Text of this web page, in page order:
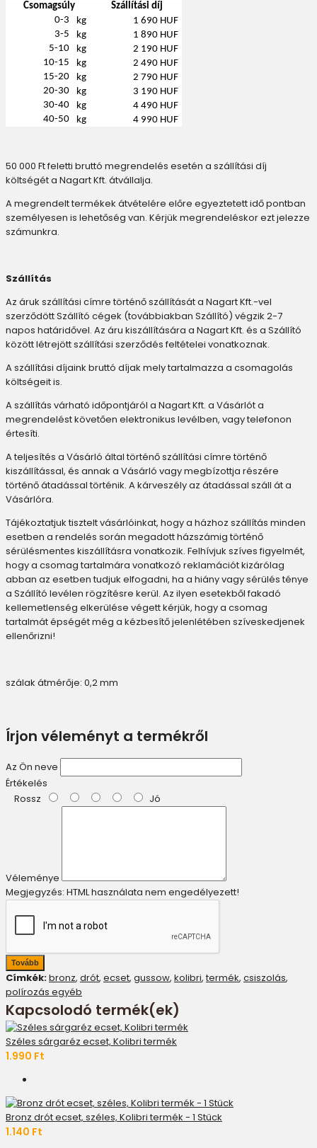
Csomagsúly
Szállítási díj
0-3
kg
1 690 HUF
3-5
kg
1 890 HUF
5-10
kg
2 190 HUF
10-15
kg
2 490 HUF
15-20
kg
2 790 HUF
20-30
kg
3 190 HUF
30-40
kg
4 490 HUF
40-50
kg 4 990 HUF
50 000 Ft feletti bruttó megrendelés esetén a szállítási díj
költségét a Nagart Kft. átvállalja.
A megrendelt termékek átvételére előre egyeztetett idő pontban
személyesen is lehetőség van. Kérjük megrendeléskor ezt jelezze
számunkra.
Szállítás
Az áruk szállítási címre történő szállítását a Nagart Kft.-vel
szerződött Szállító cégek (továbbiakban Szállító) végzik 2-7
napos határidővel. Az áru kiszállítására a Nagart Kft. és a Szállító
között létrejött szállítási szerződés feltételei vonatkoznak.
A szállítási díjaink bruttó díjak mely tartalmazza a csomagolás
költségeit is.
A szállítás várható időpontjáról a Nagart Kft. a Vásárlót a
megrendelést követően elektronikus levélben, vagy telefonon
értesíti.
A teljesítés a Vásárló által történő szállítási címre történő
kiszállítással, és annak a Vásárló vagy megbízottja részére
történő átadással történik. A kárveszély az átadással száll át a
Vásárlóra.
Tájékoztatjuk tisztelt vásárlóinkat, hogy a házhoz szállítás minden
esetben a rendelés során megadott házszámig történő
sérülésmentes kiszállításra vonatkozik. Felhívjuk szíves figyelmét,
hogy a csomag tartalmára vonatkozó reklamációt kizárólag
abban az esetben tudjuk elfogadni, ha a hiány vagy sérülés ténye
a Szállító levélen rögzítésre kerül. Az ilyen esetekből fakadó
kellemetlenség elkerülése végett kérjük, hogy a csomag
tartalmát épségét még a kézbesítő jelenlétében szíveskedjenek
ellenőrizni!
szálak átmérője: 0,2 mm
Írjon véleményt a termékről
Az Ön neve
Értékelés
Rossz
Jó
Véleménye
Megjegyzés: HTML használata nem engedélyezett!
Tovább
Címkék:bronz, drót, ecset, gussow, kolibri,termék, csiszolás,
polírozás egyéb
Kapcsolodó termék(ek)
Széles sárgaréz ecset, Kolibri termék
1.990 Ft
Bronz drót ecset, széles, Kolibri termék - 1 Stück
1.140 Ft